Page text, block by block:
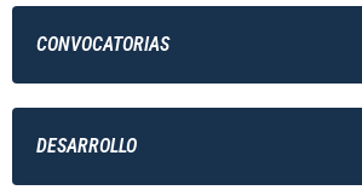
CONVOCATORIAS
DESARROLLO